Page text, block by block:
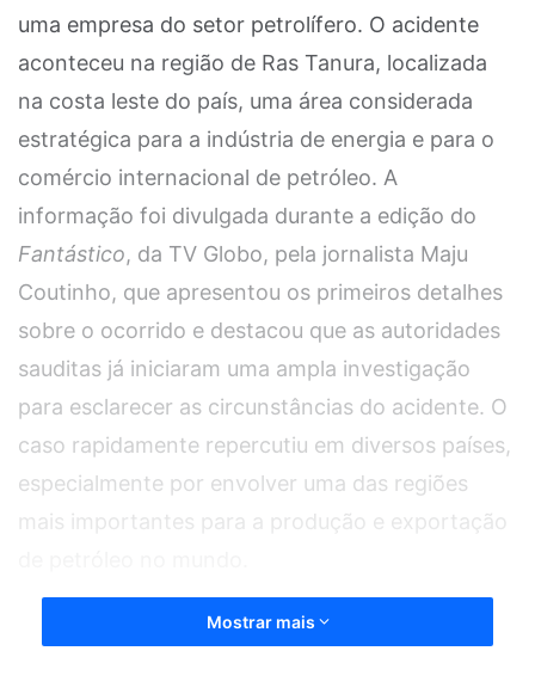
uma empresa do setor petrolífero. O acidente
aconteceu na região de Ras Tanura, localizada
na costa leste do país, uma área considerada
estratégica para a indústria de energia e para o
comércio internacional de petróleo. A
informação foi divulgada durante a edição do
Fantástico, da TV Globo, pela jornalista Maju
Coutinho, que apresentou os primeiros detalhes
sobre o ocorrido e destacou que as autoridades
sauditas já iniciaram uma ampla investigação
para esclarecer as circunstâncias do acidente. O
caso rapidamente repercutiu em diversos países,
especialmente por envolver uma das regiões
mais importantes para a produção e exportação
De acordo com informações divulgadas pela
Mostrar mais